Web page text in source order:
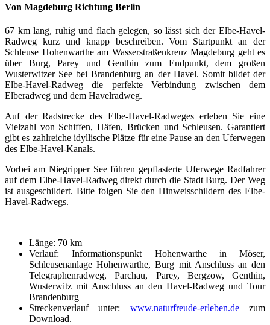
Von Magdeburg Richtung Berlin
67 km lang, ruhig und flach gelegen, so lässt sich der Elbe-Havel-
Radweg kurz und knapp beschreiben. Vom Startpunkt an der
Schleuse Hohenwarthe am Wasserstraßenkreuz Magdeburg geht es
über Burg, Parey und Genthin zum Endpunkt, dem großen
Wusterwitzer See bei Brandenburg an der Havel. Somit bildet der
Elbe-Havel-Radweg die perfekte Verbindung zwischen dem
Elberadweg und dem Havelradweg.
Auf der Radstrecke des Elbe-Havel-Radweges erleben Sie eine
Vielzahl von Schiffen, Häfen, Brücken und Schleusen. Garantiert
gibt es zahlreiche idyllische Plätze für eine Pause an den Uferwegen
des Elbe-Havel-Kanals.
Vorbei am Niegripper See führen gepflasterte Uferwege Radfahrer
auf dem Elbe-Havel-Radweg direkt durch die Stadt Burg. Der Weg
ist ausgeschildert. Bitte folgen Sie den Hinweisschildern des Elbe-
Havel-Radwegs.
Länge: 70 km
Verlauf: Informationspunkt Hohenwarthe in Möser,
Schleusenanlage Hohenwarthe, Burg mit Anschluss an den
Telegraphenradweg, Parchau, Parey, Bergzow, Genthin,
Wusterwitz mit Anschluss an den Havel-Radweg und Tour
Brandenburg
Streckenverlauf unter: www.naturfreude-erleben.dezum
Download.